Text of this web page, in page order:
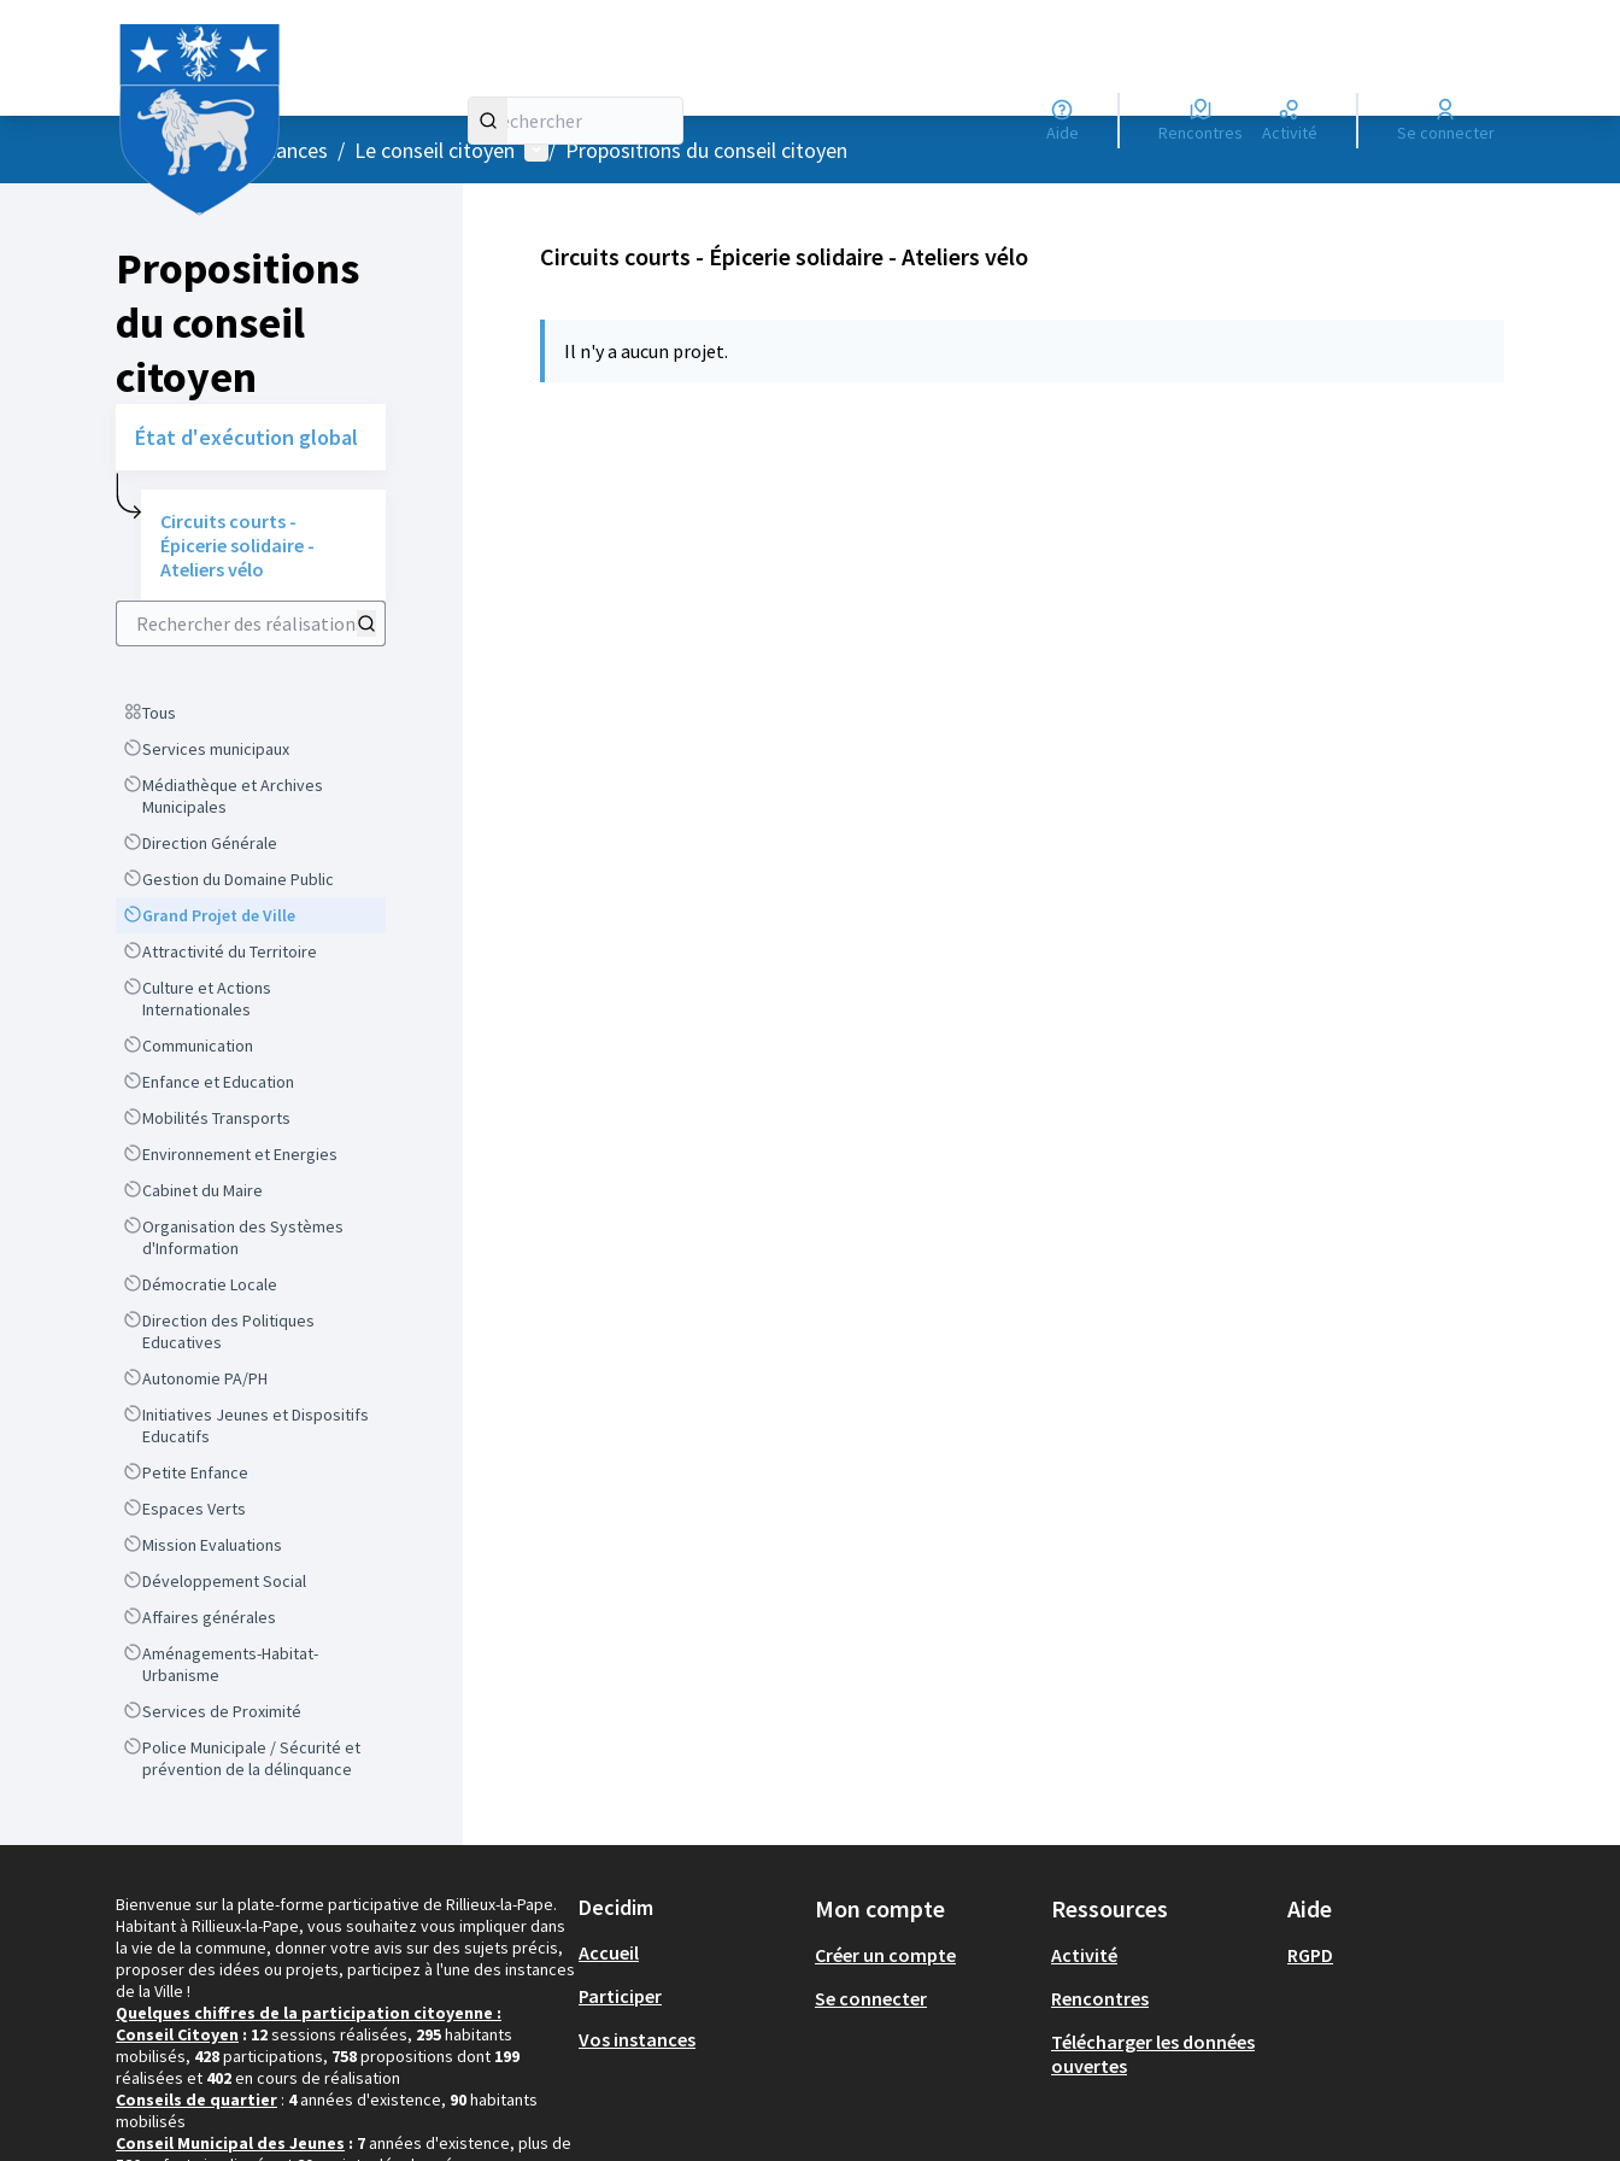
Aide Rencontres Activité Se connecter
AccueilMenu principal
/ Vos instances / Le conseil citoyen Menu utilisateur
/ Propositions du conseil citoyen
Propositions
du conseil
citoyen
État d'exécution global
Circuits courts -
Épicerie solidaire -
Ateliers vélo
Rechercher des réalisations
Scope
Tous
ScopeServices municipaux
Scope
Médiathèque et Archives
Municipales
ScopeDirection Générale
ScopeGestion du Domaine Public
ScopeGrand Projet de Ville
ScopeAttractivité du Territoire
Scope
Culture et Actions
Internationales
ScopeCommunication
ScopeEnfance et Education
ScopeMobilités Transports
ScopeEnvironnement et Energies
ScopeCabinet du Maire
Scope
Organisation des Systèmes
d'Information
ScopeDémocratie Locale
Scope
Direction des Politiques
Educatives
ScopeAutonomie PA/PH
Scope
Initiatives Jeunes et Dispositifs
Educatifs
ScopePetite Enfance
ScopeEspaces Verts
ScopeMission Evaluations
ScopeDéveloppement Social
ScopeAffaires générales
Scope
Aménagements-Habitat-
Urbanisme
ScopeServices de Proximité
Scope
Police Municipale / Sécurité et
prévention de la délinquance
Circuits courts - Épicerie solidaire - Ateliers vélo
Il n'y a aucun projet.
Bienvenue sur la plate-forme participative de Rillieux-la-Pape.
Habitant à Rillieux-la-Pape, vous souhaitez vous impliquer dans
la vie de la commune, donner votre avis sur des sujets précis,
proposer des idées ou projets, participez à l'une des instances
de la Ville !
Quelques chiffres de la participation citoyenne :
Conseil Citoyen : 12sessions réalisées, 295habitants
mobilisés, 428participations, 758propositions dont 199
réalisées et 402en cours de réalisation
Conseils de quartier : 4années d'existence, 90habitants
mobilisés
Conseil Municipal des Jeunes : 7années d'existence, plus de
Decidim
Accueil
Participer
Vos instances
Mon compte
Créer un compte
Se connecter
Ressources
Activité
Rencontres
Télécharger les données
ouvertes
Aide
RGPD